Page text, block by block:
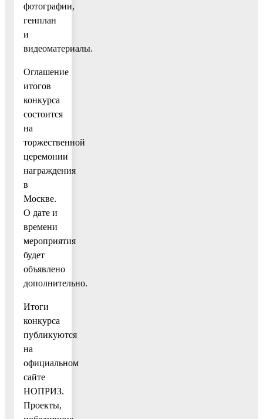
фотографии,
генплан
и
видеоматериалы.
Оглашение
итогов
конкурса
состоится
на
торжественной
церемонии
награждения
в
Москве.
О дате и
времени
мероприятия
будет
объявлено
дополнительно.
Итоги
конкурса
публикуются
на
официальном
сайте
НОПРИЗ.
Проекты,